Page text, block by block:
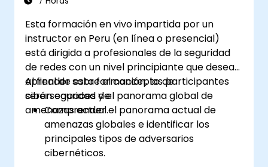
Esta formación en vivo impartida por un
instructor en Peru (en línea o presencial)
está dirigida a profesionales de la seguridad
de redes con un nivel principiante que desean
aprender sobre el concepto de
ciberseguridad y el panorama global de
amenazas actual.
Al final de esta formación, los participantes
serán capaces de:
Comprender el panorama actual de
amenazas globales e identificar los
principales tipos de adversarios
cibernéticos.